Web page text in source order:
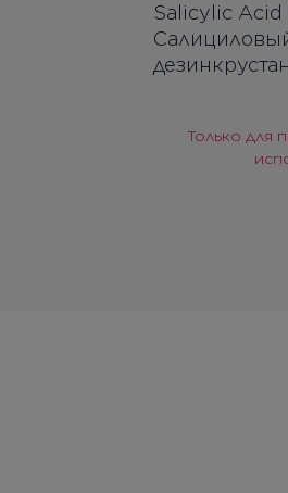
Salicylic Acid
Только для